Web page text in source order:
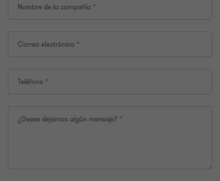
esta
página.
Nombre de la compañía *
Correo electrónico *
Teléfono *
¿Desea dejarnos algún mensaje? *